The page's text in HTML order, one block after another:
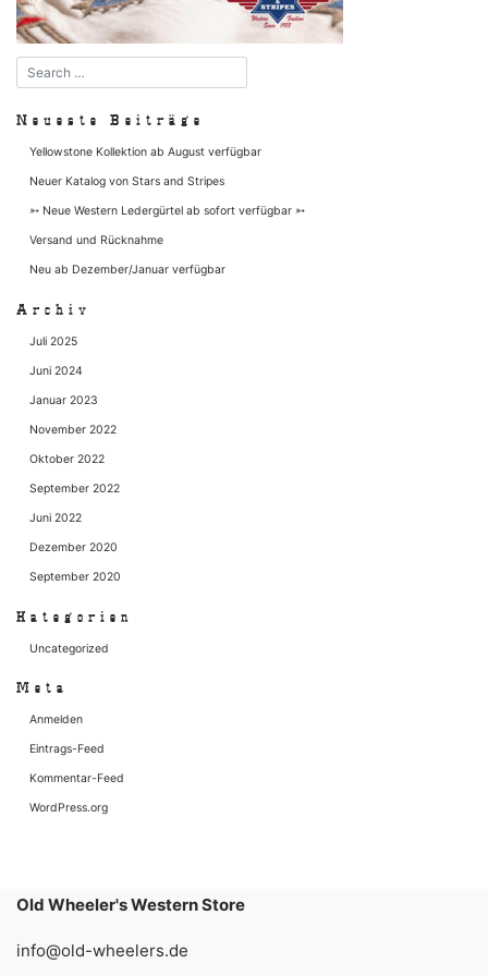
Neueste Beiträge
Yellowstone Kollektion ab August verfügbar
Neuer Katalog von Stars and Stripes
➳ Neue Western Ledergürtel ab sofort verfügbar ➳
Versand und Rücknahme
Neu ab Dezember/Januar verfügbar
Archiv
Juli 2025
Juni 2024
Januar 2023
November 2022
Oktober 2022
September 2022
Juni 2022
Dezember 2020
September 2020
Kategorien
Uncategorized
Meta
Anmelden
Eintrags-Feed
Kommentar-Feed
WordPress.org
Old Wheeler's Western Store
info@old-wheelers.de